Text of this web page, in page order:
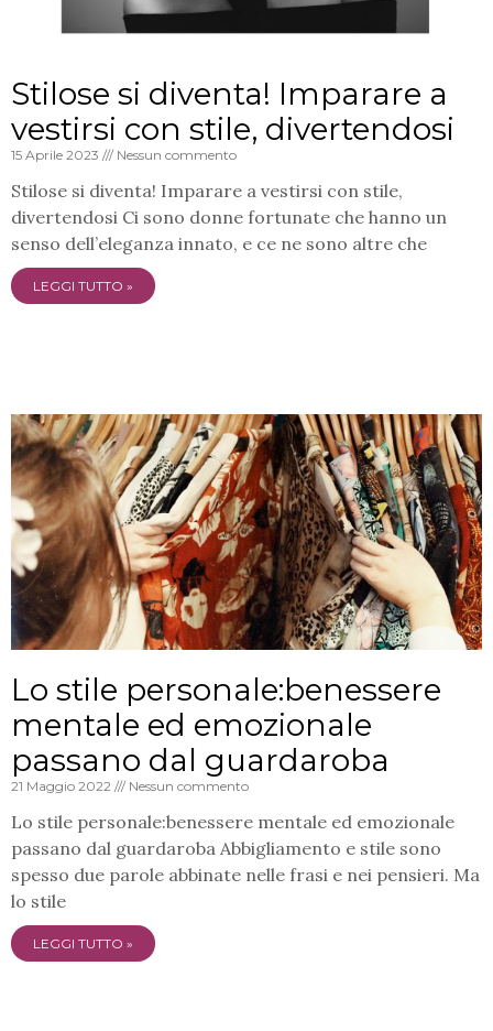
Stilose si diventa! Imparare a
vestirsi con stile, divertendosi
15 Aprile 2023 Nessun commento
Stilose si diventa! Imparare a vestirsi con stile,
divertendosi Ci sono donne fortunate che hanno un
senso dell’eleganza innato, e ce ne sono altre che
LEGGI TUTTO »
Lo stile personale:benessere
mentale ed emozionale
passano dal guardaroba
21 Maggio 2022 Nessun commento
Lo stile personale:benessere mentale ed emozionale
passano dal guardaroba Abbigliamento e stile sono
spesso due parole abbinate nelle frasi e nei pensieri. Ma
lo stile
LEGGI TUTTO »